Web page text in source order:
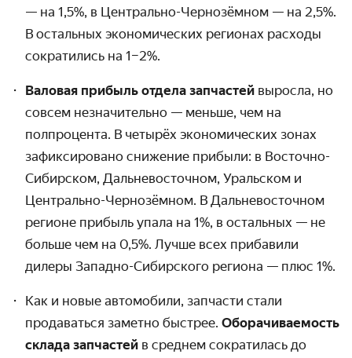
— на 1,5%, в Центрально-Чернозёмном — на 2,5%.
В остальных экономических регионах расходы
сократились на 1–2%.
Валовая прибыль отдела запчастей выросла, но
совсем незначительно — меньше, чем на
полпроцента. В четырёх экономических зонах
зафикси­ровано снижение прибыли: в Восточно-
Сибирском, Дальне­восточном, Уральском и
Центрально-Чернозёмном. В Дальне­восточном
регионе прибыль упала на 1%, в остальных — не
больше чем на 0,5%. Лучше всех прибавили
дилеры Западно-Сибирского региона — плюс 1%.
Как и новые автомобили, запчасти стали
продаваться заметно быстрее. Оборачи­ваемость
склада запчастей в среднем сократилась до